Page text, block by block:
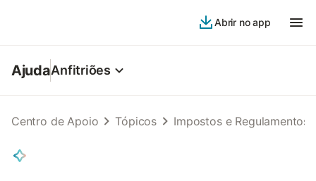
Abrir no app
AjudaAnfitriões
Centro de Apoio Tópicos Impostos e Regulamentos